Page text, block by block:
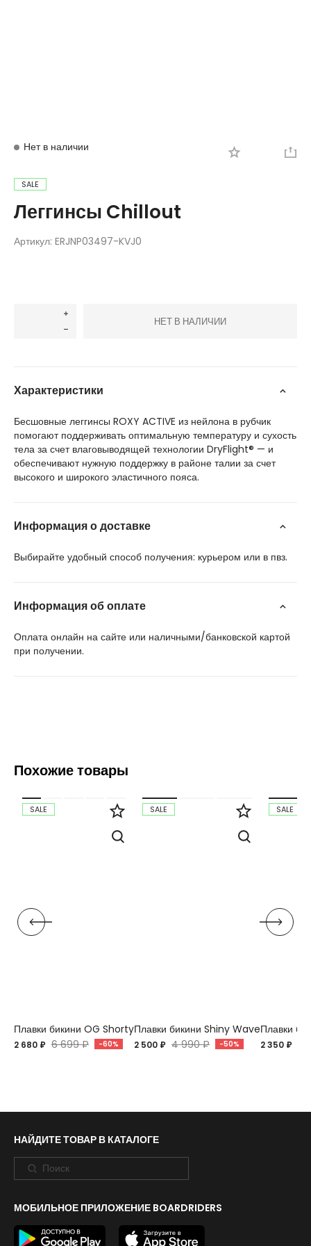
Нет в наличии
SALE
Леггинсы Chillout
Артикул: ERJNP03497-KVJ0
НЕТ В НАЛИЧИИ
Характеристики
Бесшовные леггинсы ROXY ACTIVE из нейлона в рубчик
помогают поддерживать оптимальную температуру и сухость
тела за счет влаговыводящей технологии DryFlight® — и
обеспечивают нужную поддержку в районе талии за счет
высокого и широкого эластичного пояса.
Информация о доставке
Выбирайте удобный способ получения: курьером или в пвз.
Информация об оплате
Оплата онлайн на сайте или наличными/банковской картой
при получении.
Похожие товары
SALE
Плавки бикини OG Shorty
2 680 ₽ 6 699 ₽ -60%
SALE
Плавки бикини Shiny Wave
2 500 ₽ 4 990 ₽ -50%
SALE
Плавки
2 350 ₽
НАЙДИТЕ ТОВАР В КАТАЛОГЕ
МОБИЛЬНОЕ ПРИЛОЖЕНИЕ BOARDRIDERS